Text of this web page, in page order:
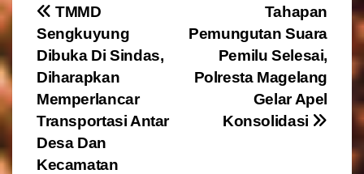
N
a
v
i
g
Tahapan
Pemungutan Suara
Pemilu Selesai,
Polresta Magelang
Gelar Apel
Konsolidasi
TMMD
Sengkuyung
Dibuka Di Sindas,
Diharapkan
Memperlancar
Transportasi Antar
Desa Dan
Kecamatan